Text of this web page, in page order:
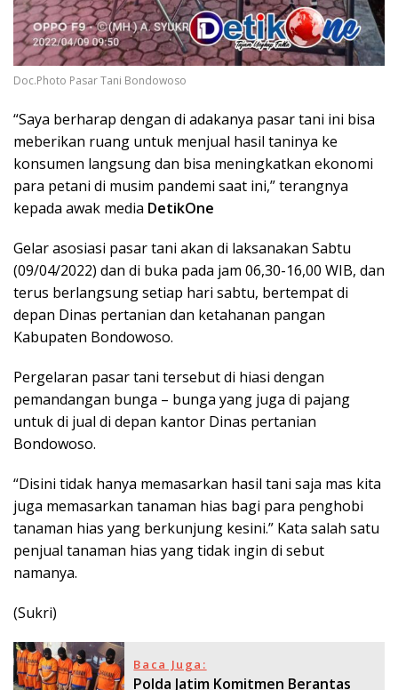
Doc.Photo Pasar Tani Bondowoso
“Saya berharap dengan di adakanya pasar tani ini bisa
meberikan ruang untuk menjual hasil taninya ke
konsumen langsung dan bisa meningkatkan ekonomi
para petani di musim pandemi saat ini,” terangnya
kepada awak media DetikOne
Gelar asosiasi pasar tani akan di laksanakan Sabtu
(09/04/2022) dan di buka pada jam 06,30-16,00 WIB, dan
terus berlangsung setiap hari sabtu, bertempat di
depan Dinas pertanian dan ketahanan pangan
Kabupaten Bondowoso.
Pergelaran pasar tani tersebut di hiasi dengan
pemandangan bunga – bunga yang juga di pajang
untuk di jual di depan kantor Dinas pertanian
Bondowoso.
“Disini tidak hanya memasarkan hasil tani saja mas kita
juga memasarkan tanaman hias bagi para penghobi
tanaman hias yang berkunjung kesini.” Kata salah satu
penjual tanaman hias yang tidak ingin di sebut
namanya.
(Sukri)
Baca Juga:
Polda Jatim Komitmen Berantas